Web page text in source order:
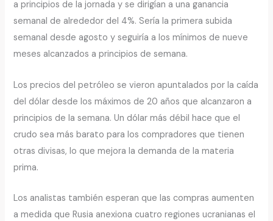
a principios de la jornada y se dirigían a una ganancia
semanal de alrededor del 4%. Sería la primera subida
semanal desde agosto y seguiría a los mínimos de nueve
meses alcanzados a principios de semana.
Los precios del petróleo se vieron apuntalados por la caída
del dólar desde los máximos de 20 años que alcanzaron a
principios de la semana. Un dólar más débil hace que el
crudo sea más barato para los compradores que tienen
otras divisas, lo que mejora la demanda de la materia
prima.
Los analistas también esperan que las compras aumenten
a medida que Rusia anexiona cuatro regiones ucranianas el